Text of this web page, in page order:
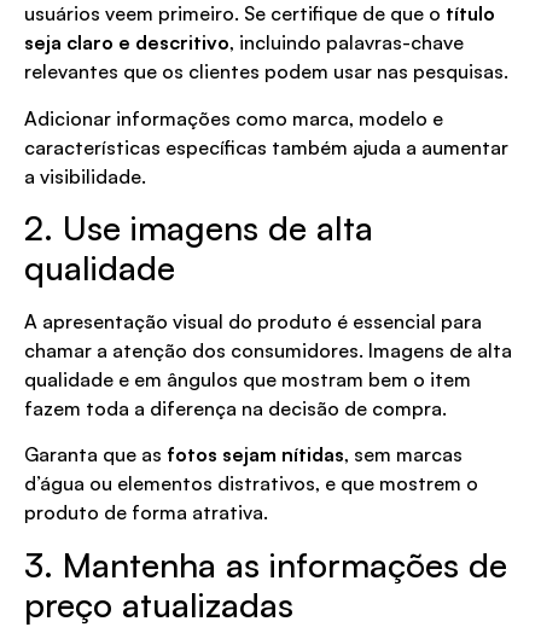
usuários veem primeiro. Se certifique de que o título
seja claro e descritivo, incluindo palavras-chave
relevantes que os clientes podem usar nas pesquisas.
Adicionar informações como marca, modelo e
características específicas também ajuda a aumentar
a visibilidade.
2. Use imagens de alta
qualidade
A apresentação visual do produto é essencial para
chamar a atenção dos consumidores. Imagens de alta
qualidade e em ângulos que mostram bem o item
fazem toda a diferença na decisão de compra.
Garanta que as fotos sejam nítidas, sem marcas
d’água ou elementos distrativos, e que mostrem o
produto de forma atrativa.
3. Mantenha as informações de
preço atualizadas